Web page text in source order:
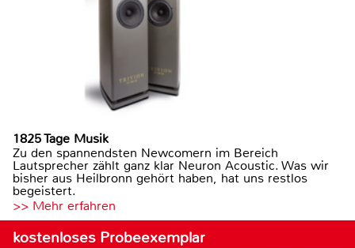
1825 Tage Musik
Zu den spannendsten Newcomern im Bereich
Lautsprecher zählt ganz klar Neuron Acoustic. Was wir
bisher aus Heilbronn gehört haben, hat uns restlos
begeistert.
>> Mehr erfahren
kostenloses Probeexemplar